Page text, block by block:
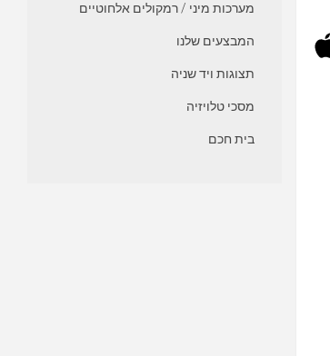
מערכות מיני / רמקולים אלחוטיים
המבצעים שלנו
תצוגות ויד שניה
מסכי טלויזיה
בית חכם